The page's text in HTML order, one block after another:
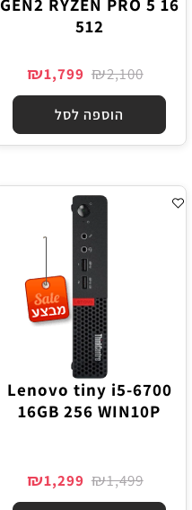
GEN2 RYZEN PRO 5 16
512
₪2,100
₪1,799
הוספה לסל
Lenovo tiny i5-6700
16GB 256 WIN10P
₪1,499
₪1,299